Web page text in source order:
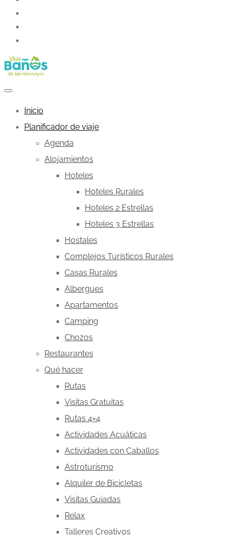
Inicio
Planificador de viaje
Agenda
Alojamientos
Hoteles
Hoteles Rurales
Hoteles 2 Estrellas
Hoteles 3 Estrellas
Hostales
Complejos Turísticos Rurales
Casas Rurales
Albergues
Apartamentos
Camping
Chozos
Restaurantes
Qué hacer
Rutas
Visitas Gratuitas
Rutas 4×4
Actividades Acuáticas
Actividades con Caballos
Astroturismo
Alquiler de Bicicletas
Visitas Guiadas
Relax
Talleres Creativos